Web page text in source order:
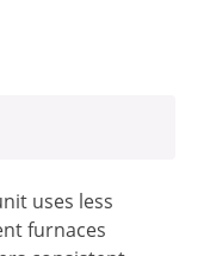
uses less
furnaces